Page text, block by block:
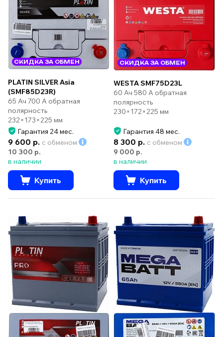
СКИДКА ЗА ОБМЕН
PLATIN SILVER Asia
(SMF85D23R)
65 Ач 700 А обратная
полярность
232×173×225 мм
Гарантия 24 мес.
9 600 р. с обменом
10 300 р.
в наличии
Купить
СКИДКА ЗА ОБМЕН
WESTA SMF75D23L
60 Ач 580 А обратная
полярность
230×172×225 мм
Гарантия 48 мес.
8 300 р. с обменом
9 000 р.
в наличии
Купить